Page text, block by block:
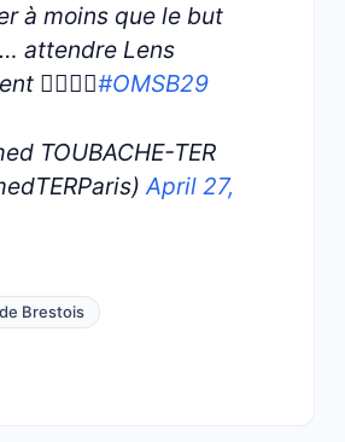
à moins que le but
attendre Lens
🤷‍♂️🤷‍♂️#OMSB29
TOUBACHE-TER
April 27,
Brestois